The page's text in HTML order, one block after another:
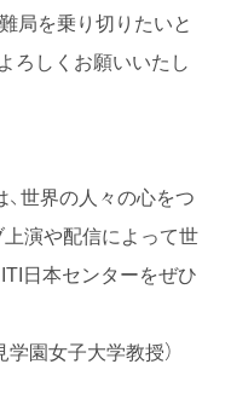
局を乗り切りたいと
ろしくお願いいたし
世界の人々の心をつ
演や配信によって世
日本センターをぜひ
学園女子大学教授）